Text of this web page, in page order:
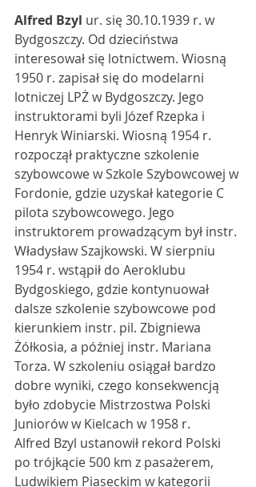
Alfred Bzyl ur. się 30.10.1939 r. w
Bydgoszczy. Od dzieciństwa
interesował się lotnictwem. Wiosną
1950 r. zapisał się do modelarni
lotniczej LPŻ w Bydgoszczy. Jego
instruktorami byli Józef Rzepka i
Henryk Winiarski. Wiosną 1954 r.
rozpoczął praktyczne szkolenie
szybowcowe w Szkole Szybowcowej w
Fordonie, gdzie uzyskał kategorie C
pilota szybowcowego. Jego
instruktorem prowadzącym był instr.
Władysław Szajkowski. W sierpniu
1954 r. wstąpił do Aeroklubu
Bydgoskiego, gdzie kontynuował
dalsze szkolenie szybowcowe pod
kierunkiem instr. pil. Zbigniewa
Żółkosia, a później instr. Mariana
Torza. W szkoleniu osiągał bardzo
dobre wyniki, czego konsekwencją
było zdobycie Mistrzostwa Polski
Juniorów w Kielcach w 1958 r.
Alfred Bzyl ustanowił rekord Polski
po trójkącie 500 km z pasażerem,
Ludwikiem Piaseckim w kategorii